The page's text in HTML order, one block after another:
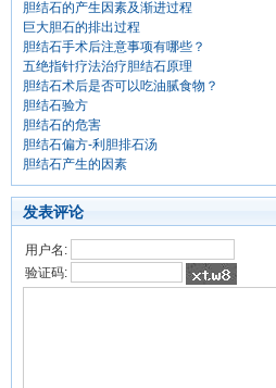
胆结石的产生因素及渐进过程
巨大胆石的排出过程
胆结石手术后注意事项有哪些？
五绝指针疗法治疗胆结石原理
胆结石术后是否可以吃油腻食物？
胆结石验方
胆结石的危害
胆结石偏方-利胆排石汤
胆结石产生的因素
发表评论
用户名:
验证码: